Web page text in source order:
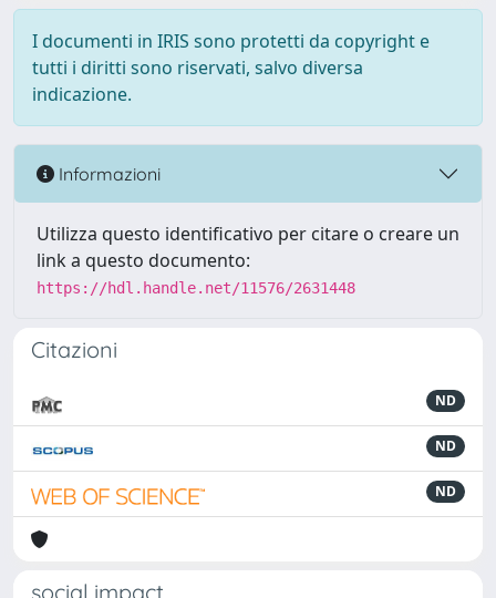
I documenti in IRIS sono protetti da copyright e
tutti i diritti sono riservati, salvo diversa
indicazione.
Informazioni
Utilizza questo identificativo per citare o creare un
link a questo documento:
https://hdl.handle.net/11576/2631448
Citazioni
ND
ND
ND
social impact